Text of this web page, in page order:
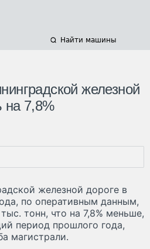
Найти машины
железной
на 7,8%
железной дороге в
по оперативным данным,
тонн, что на 7,8% меньше,
период прошлого года,
магистрали.